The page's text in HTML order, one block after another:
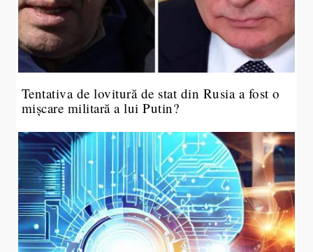
Tentativa de lovitură de stat din Rusia a fost o
mișcare militară a lui Putin?